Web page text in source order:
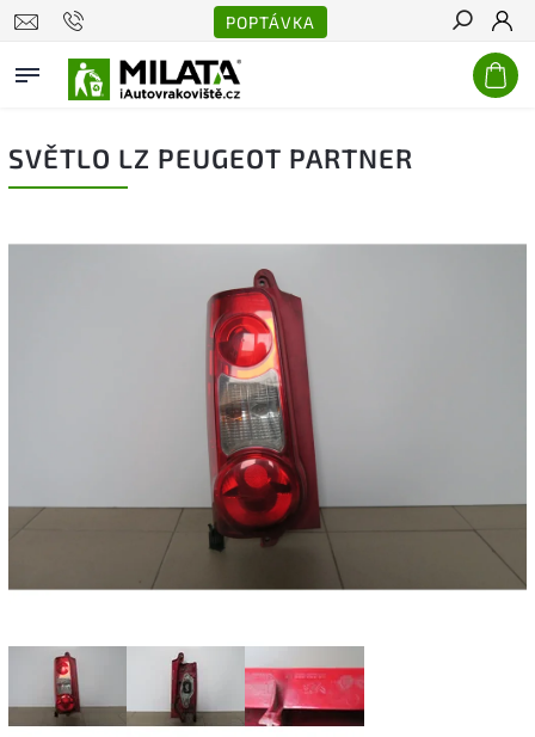
POPTÁVKA
Hledat
SVĚTLO LZ PEUGEOT PARTNER